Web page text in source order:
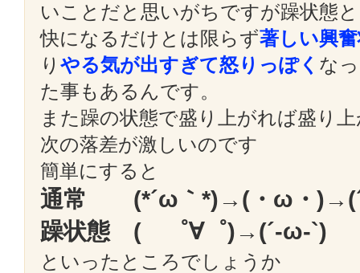
いことだと思いがちですが躁状態
快になるだけとは限らず著しい興
り やる気が出すぎて怒りっぽく な
た事もあるんです。
また躁の状態で盛り上がれば盛り
次の落差が激しいのです
簡単にすると
通常 (*´ω｀*)→(・ω・)→(´
躁状態 ( ゜∀゜)→(´-ω-`)
といったところでしょうか